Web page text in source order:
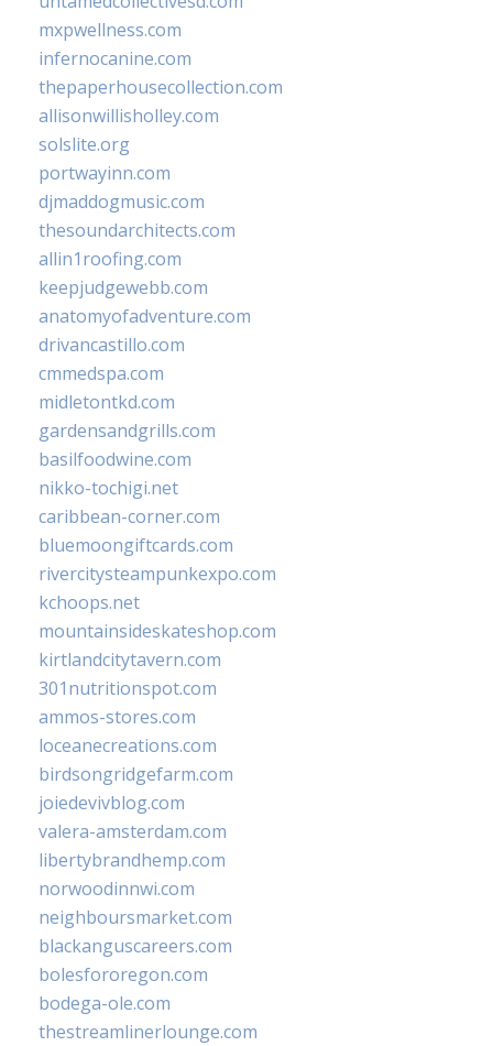
mxpwellness.com
infernocanine.com
thepaperhousecollection.com
allisonwillisholley.com
solslite.org
portwayinn.com
djmaddogmusic.com
thesoundarchitects.com
allin1roofing.com
keepjudgewebb.com
anatomyofadventure.com
drivancastillo.com
cmmedspa.com
midletontkd.com
gardensandgrills.com
basilfoodwine.com
nikko-tochigi.net
caribbean-corner.com
bluemoongiftcards.com
rivercitysteampunkexpo.com
kchoops.net
mountainsideskateshop.com
kirtlandcitytavern.com
301nutritionspot.com
ammos-stores.com
loceanecreations.com
birdsongridgefarm.com
joiedevivblog.com
valera-amsterdam.com
libertybrandhemp.com
norwoodinnwi.com
neighboursmarket.com
blackanguscareers.com
bolesfororegon.com
bodega-ole.com
thestreamlinerlounge.com